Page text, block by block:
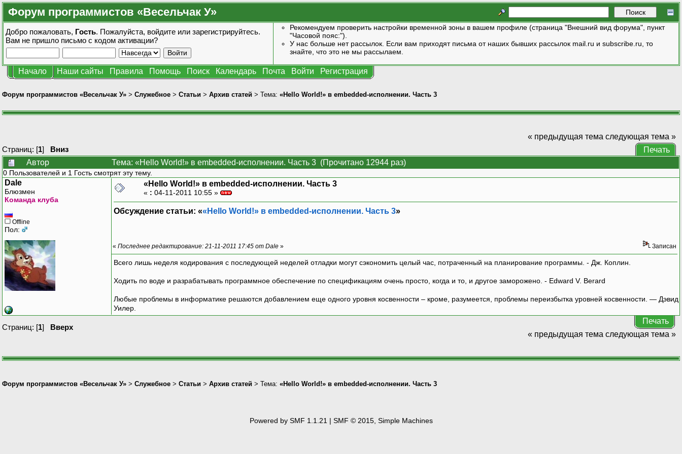
Форум программистов «Весельчак У»
Добро пожаловать, Гость. Пожалуйста, войдите или зарегистрируйтесь.
Вам не пришло письмо с кодом активации?
Рекомендуем проверить настройки временной зоны в вашем профиле (страница "Внешний вид форума", пункт
"Часовой пояс:").
У нас больше нет рассылок. Если вам приходят письма от наших бывших рассылок mail.ru и subscribe.ru, то
знайте, что это не мы рассылаем.
Начало Наши сайты Правила Помощь Поиск Календарь Почта Войти Регистрация
Форум программистов «Весельчак У» > Служебное > Статьи > Архив статей > Тема: «Hello World!» в embedded-исполнении. Часть 3
Страниц: [1] Вниз
« предыдущая тема следующая тема »
Печать
Автор
Тема: «Hello World!» в embedded-исполнении. Часть 3 (Прочитано 12944 раз)
0 Пользователей и 1 Гость смотрят эту тему.
Dale
Блюзмен
Команда клуба
Offline
Пол:
«Hello World!» в embedded-исполнении. Часть 3
« : 04-11-2011 10:55 »
Обсуждение статьи: ««Hello World!» в embedded-исполнении. Часть 3»
« Последнее редактирование: 21-11-2011 17:45 от Dale » Записан
Всего лишь неделя кодирования с последующей неделей отладки могут сэкономить целый час, потраченный на планирование программы. - Дж. Коплин.
Ходить по воде и разрабатывать программное обеспечение по спецификациям очень просто, когда и то, и другое заморожено. - Edward V. Berard
Любые проблемы в информатике решаются добавлением еще одного уровня косвенности – кроме, разумеется, проблемы переизбытка уровней косвенности. — Дэвид
Уилер.
Страниц: [1] Вверх
Печать
« предыдущая тема следующая тема »
Форум программистов «Весельчак У» > Служебное > Статьи > Архив статей > Тема: «Hello World!» в embedded-исполнении. Часть 3
Powered by SMF 1.1.21 | SMF © 2015, Simple Machines